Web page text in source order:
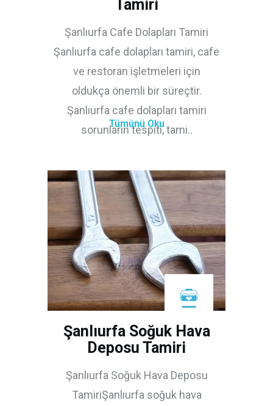
Tamiri
Şanlıurfa Cafe Dolapları Tamiri
Şanlıurfa cafe dolapları tamiri, cafe
ve restoran işletmeleri için
oldukça önemli bir süreçtir.
Şanlıurfa cafe dolapları tamiri
sorunların tespiti, tami..
Tümünü Oku
Şanlıurfa Soğuk Hava
Deposu Tamiri
Şanlıurfa Soğuk Hava Deposu
TamiriŞanlıurfa soğuk hava